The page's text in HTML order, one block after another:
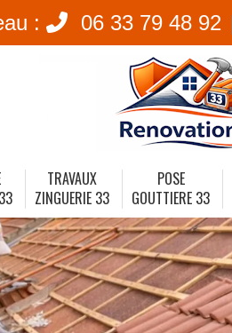
: 06 33 79 48 92
TRAVAUX
ZINGUERIE 33
POSE
GOUTTIERE 33